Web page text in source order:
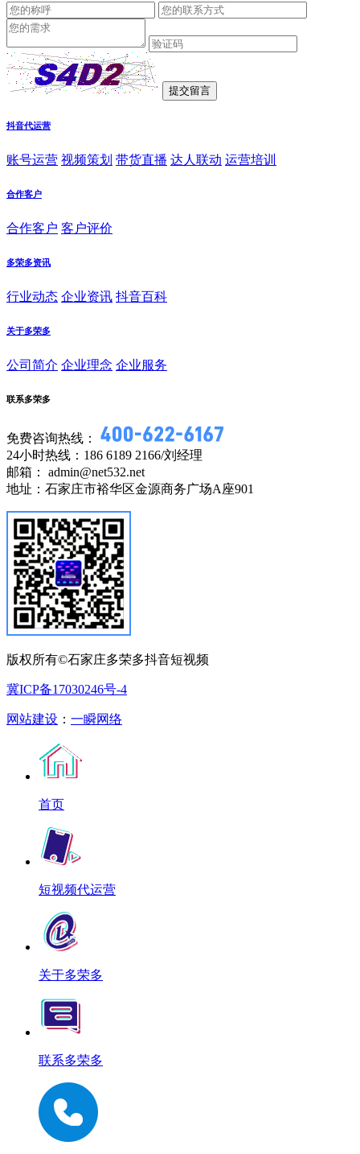
抖音代运营
账号运营 视频策划 带货直播 达人联动 运营培训
合作客户
合作客户 客户评价
多荣多资讯
行业动态 企业资讯 抖音百科
关于多荣多
公司简介 企业理念 企业服务
联系多荣多
免费咨询热线：
24小时热线：186 6189 2166/刘经理
邮箱： admin@net532.net
地址：石家庄市裕华区金源商务广场A座901
版权所有©石家庄多荣多抖音短视频
冀ICP备17030246号-4
网站建设 ： 一瞬网络
首页
短视频代运营
关于多荣多
联系多荣多